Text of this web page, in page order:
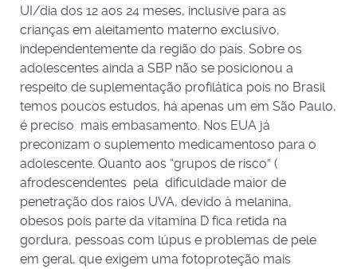
UI/dia dos 12 aos 24 meses, inclusive para as
crianças em aleitamento materno exclusivo,
independentemente da região do país. Sobre os
adolescentes ainda a SBP não se posicionou a
respeito de suplementação profilática pois no Brasil
temos poucos estudos, há apenas um em São Paulo,
é preciso mais embasamento. Nos EUA já
preconizam o suplemento medicamentoso para o
adolescente. Quanto aos “grupos de risco” (
afrodescendentes pela dificuldade maior de
penetração dos raios UVA, devido à melanina,
obesos pois parte da vitamina D fica retida na
gordura, pessoas com lúpus e problemas de pele
em geral, que exigem uma fotoproteção mais